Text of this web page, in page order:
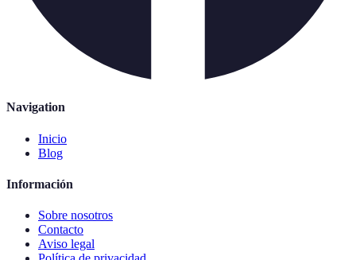
Navigation
Inicio
Blog
Información
Sobre nosotros
Contacto
Aviso legal